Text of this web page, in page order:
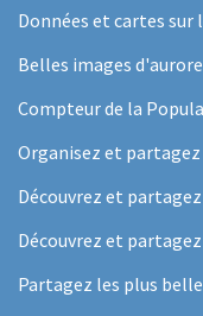
Données et cartes sur
Belles images
Compteur de la
Organisez et
Découvrez et
Découvrez et
Partagez les plus